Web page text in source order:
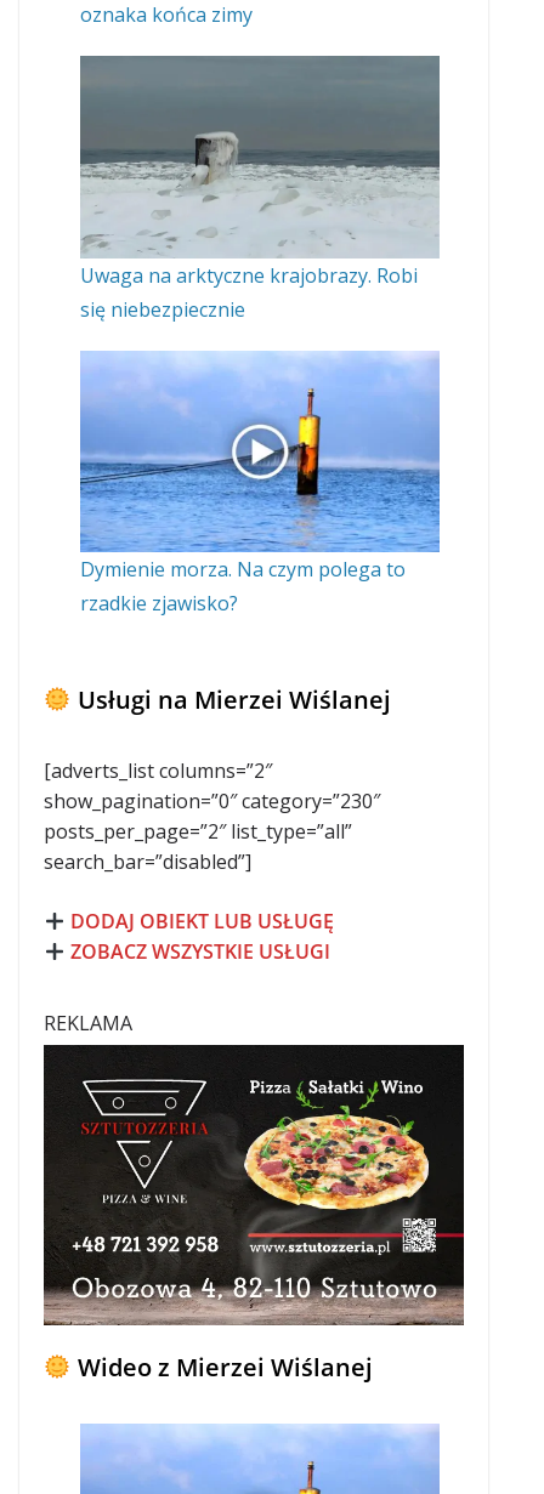
oznaka końca zimy
Uwaga na arktyczne krajobrazy. Robi
się niebezpiecznie
Dymienie morza. Na czym polega to
rzadkie zjawisko?
Usługi na Mierzei Wiślanej
[adverts_list columns=”2″
show_pagination=”0″ category=”230″
posts_per_page=”2″ list_type=”all”
search_bar=”disabled”]
DODAJ OBIEKT LUB USŁUGĘ
ZOBACZ WSZYSTKIE USŁUGI
REKLAMA
Wideo z Mierzei Wiślanej